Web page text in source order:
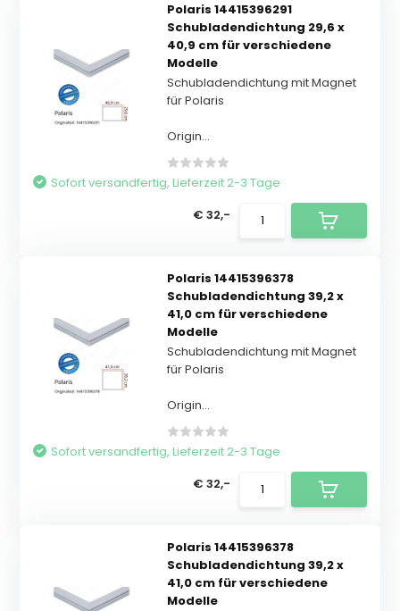
Polaris 14415396291
Schubladendichtung 29,6 x
40,9 cm für verschiedene
Modelle
Schubladendichtung mit Magnet
für Polaris
Origin...
Sofort versandfertig, Lieferzeit 2-3 Tage
€ 32,-
Polaris 14415396378
Schubladendichtung 39,2 x
41,0 cm für verschiedene
Modelle
Schubladendichtung mit Magnet
für Polaris
Origin...
Sofort versandfertig, Lieferzeit 2-3 Tage
€ 32,-
Polaris 14415396378
Schubladendichtung 39,2 x
41,0 cm für verschiedene
Modelle